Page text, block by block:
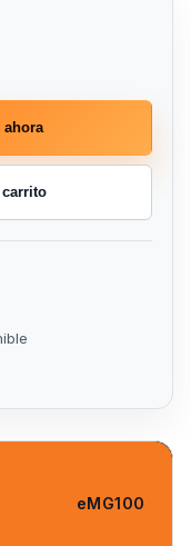
eMG100
ahora